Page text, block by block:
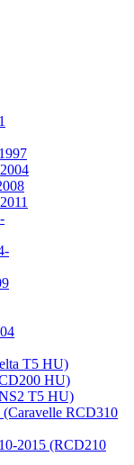
T5 HU)
HU)
T5 HU)
RCD310
2015 (RCD210